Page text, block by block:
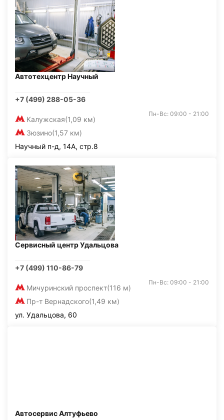
Автотехцентр Научный
+7 (499) 288-05-36
Калужская(1,09 км)
Зюзино(1,57 км)
Пн-Вс: 09:00 - 21:00
Научный п-д, 14А, стр.8
Сервисный центр Удальцова
+7 (499) 110-86-79
Мичуринский проспект(116 м)
Пр-т Вернадского(1,49 км)
Пн-Вс: 09:00 - 21:00
ул. Удальцова, 60
Автосервис Алтуфьево